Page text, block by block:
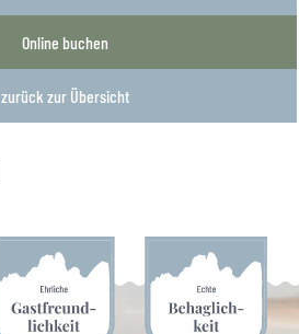
Online buchen
zurück zur Übersicht